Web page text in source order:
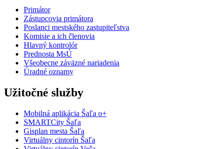
Primátor
Zástupcovia primátora
Poslanci mestského zastupiteľstva
Komisie a ich členovia
Hlavný kontrolór
Prednosta MsÚ
Všeobecne záväzné nariadenia
Úradné oznamy
Užitočné služby
Mobilná aplikácia Šaľa o+
SMARTCity Šaľa
Gisplan mesta Šaľa
Virtuálny cintorín Šaľa